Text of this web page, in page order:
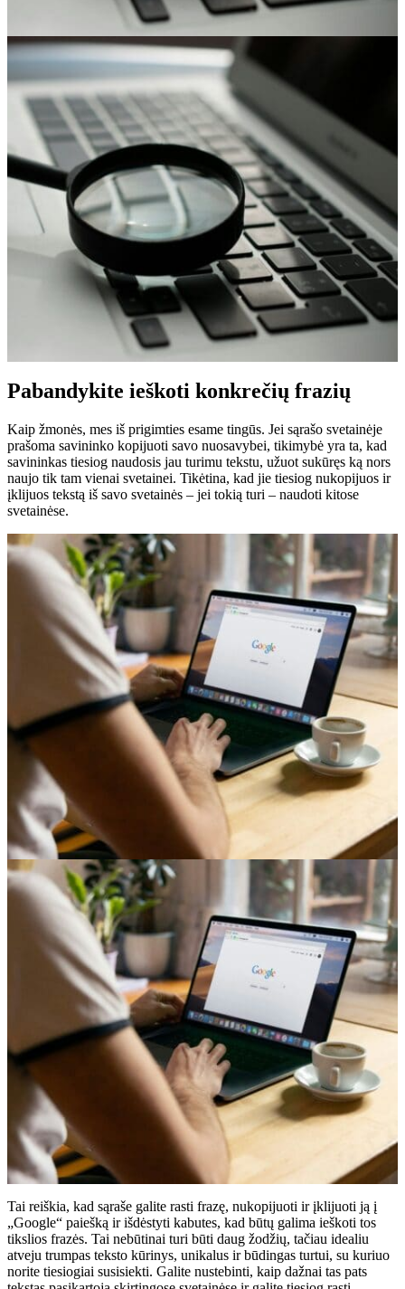
Pabandykite ieškoti konkrečių frazių
Kaip žmonės, mes iš prigimties esame tingūs. Jei sąrašo svetainėje
prašoma savininko kopijuoti savo nuosavybei, tikimybė yra ta, kad
savininkas tiesiog naudosis jau turimu tekstu, užuot sukūręs ką nors
naujo tik tam vienai svetainei. Tikėtina, kad jie tiesiog nukopijuos ir
įklijuos tekstą iš savo svetainės – jei tokią turi – naudoti kitose
svetainėse.
Tai reiškia, kad sąraše galite rasti frazę, nukopijuoti ir įklijuoti ją į
„Google“ paiešką ir išdėstyti kabutes, kad būtų galima ieškoti tos
tikslios frazės. Tai nebūtinai turi būti daug žodžių, tačiau idealiu
atveju trumpas teksto kūrinys, unikalus ir būdingas turtui, su kuriuo
norite tiesiogiai susisiekti. Galite nustebinti, kaip dažnai tas pats